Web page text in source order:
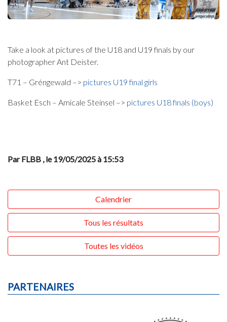
Take a look at pictures of the U18 and U19 finals by our
photographer Ant Deister.
T71 – Gréngewald –> pictures U19 final girls
Basket Esch – Amicale Steinsel –> pictures U18 finals (boys)
Par FLBB , le 19/05/2025 à 15:53
Calendrier
Tous les résultats
Toutes les vidéos
PARTENAIRES